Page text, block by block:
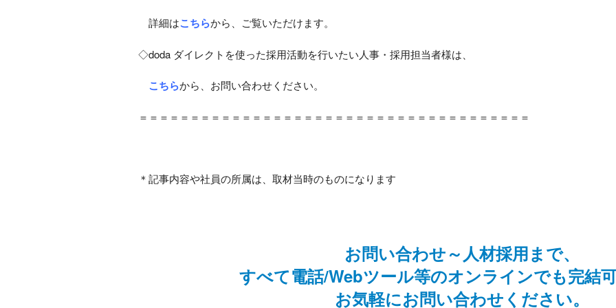
詳細はこちらから、ご覧いただけます。
◇doda ダイレクトを使った採用活動を行いたい人事・採用担当者様は、
こちらから、お問い合わせください。
＝＝＝＝＝＝＝＝＝＝＝＝＝＝＝＝＝＝＝＝＝＝＝＝＝＝＝＝＝＝＝＝＝＝＝＝＝＝
＊記事内容や社員の所属は、取材当時のものになります
お問い合わせ～人材採用まで、
すべて電話/Webツール等のオンラインでも完結可
お気軽にお問い合わせください。